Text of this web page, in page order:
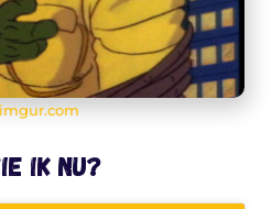
imgur.com
ik nu?